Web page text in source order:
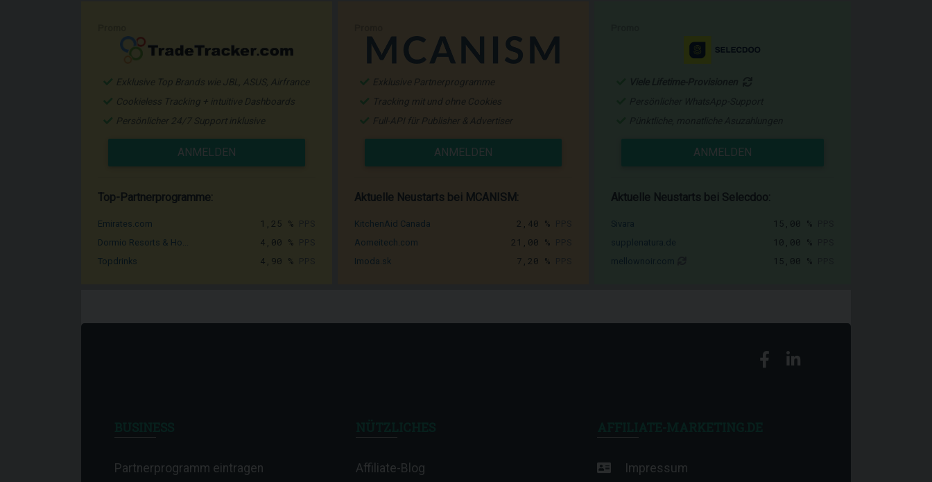
Exklusive Top Brands wie JBL, ASUS, Airfrance
Cookieless Tracking + intuitive Dashboards
Persönlicher 24/7 Support inklusive
ANMELDEN
Top-Partnerprogramme:
Emirates.com 1,25 %
Dormio Resorts & Ho... 4,00 %
Topdrinks 4,90 %
Exklusive Partnerprogramme
Tracking mit und ohne Cookies
Full-API für Publisher & Advertiser
ANMELDEN
Aktuelle Neustarts bei MCANISM:
KitchenAid Canada 2,40 %
Aomeitech.com 21,00 %
Imoda.sk 7,20 %
ANMELDEN
Aktuelle Neustarts bei Selecdoo:
15,00 %
10,00 %
15,00 %
Partnerprogramm eintragen Affiliate-Blog Impressum